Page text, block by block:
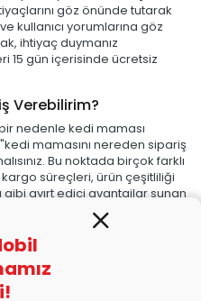
göz önünde tutarak
kullanıcı yorumlarına göz
ihtiyaç duymanız
15 gün içerisinde ücretsiz
Verebilirim?
nedenle kedi maması
mamasını nereden sipariş
Bu noktada birçok farklı
süreçleri, ürün çeşitliliği
gibi ayırt edici avantajlar sunan
Petlebi.com
istediğinizde önünüzde
edilen yöntem
ve ürünleri seçip
ürünlerin
banka kartıyla ve